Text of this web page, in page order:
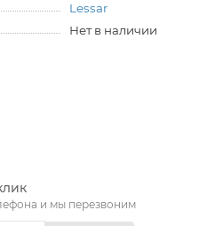
Lessar
Нет в наличии
и мы перезвоним